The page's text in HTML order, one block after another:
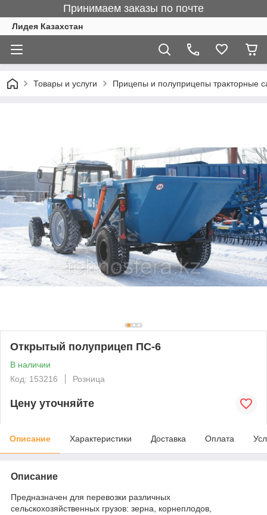
Принимаем заказы по почте
Лидея Казахстан
Товары и услуги Прицепы и полуприцепы тракторные
Открытый полуприцеп ПС-6
В наличии
Код: 153216
Розница
Цену уточняйте
Описание Характеристики Доставка Оплата
Описание
Предназначен для перевозки различных
сельскохозяйственных грузов: зерна, корнеплодов,